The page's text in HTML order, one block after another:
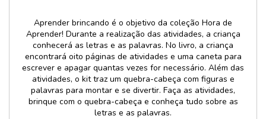
Aprender brincando é o objetivo da coleção Hora de
Aprender! Durante a realização das atividades, a criança
conhecerá as letras e as palavras. No livro, a criança
encontrará oito páginas de atividades e uma caneta para
escrever e apagar quantas vezes for necessário. Além das
atividades, o kit traz um quebra-cabeça com figuras e
palavras para montar e se divertir. Faça as atividades,
brinque com o quebra-cabeça e conheça tudo sobre as
letras e as palavras.